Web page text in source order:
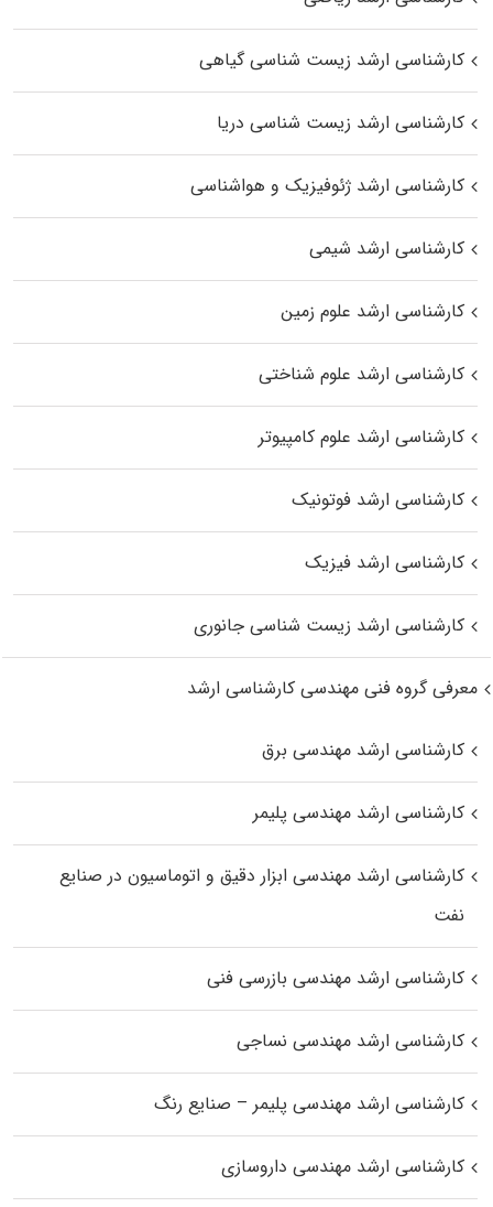
کارشناسی ارشد زیست‌ شناسی گیاهی
کارشناسی ارشد زیست‌ شناسی دریا
کارشناسی ارشد ژئوفیزیک و هواشناسی
کارشناسی ارشد شیمی
کارشناسی ارشد علوم زمین
کارشناسی ارشد علوم شناختی
کارشناسی ارشد علوم کامپیوتر
کارشناسی ارشد فوتونیک
کارشناسی ارشد فیزیک
کارشناسی ارشد زیست‌ شناسی جانوری
معرفی گروه فنی مهندسی کارشناسی ارشد
کارشناسی ارشد مهندسی برق
کارشناسی ارشد مهندسی پلیمر
کارشناسی ارشد مهندسی ابزار دقیق و اتوماسیون در صنایع
نفت
کارشناسی ارشد مهندسی بازرسی فنی
کارشناسی ارشد مهندسی نساجی
کارشناسی ارشد مهندسی پلیمر – صنایع رنگ
کارشناسی ارشد مهندسی داروسازی